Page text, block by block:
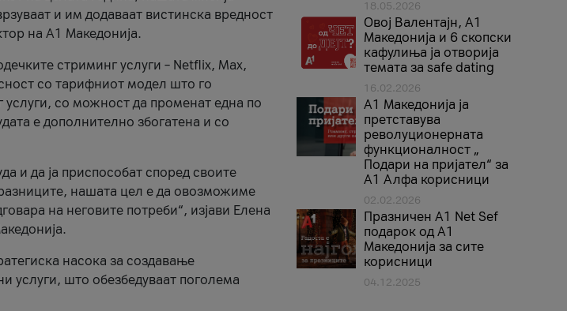
и им додаваат вистинска вредност
на А1 Македонија.
стриминг услуги – Netflix, Max,
со тарифниот модел што го
со можност да променат една по
е дополнително збогатена и со
и да ја приспособат според своите
нашата цел е да овозможиме
на неговите потреби“, изјави Елена
насока за создавање
услуги, што обезбедуваат поголема
18.05.2026
Овој Валентајн, A1
Македонија и 6 скопски
кафулиња ја отворија
темата за safe dating
16.02.2026
А1 Македонија ја
претставува
револуционерната
функционалност „
Подари на пријател“ за
А1 Алфа корисници
02.02.2026
Празничен A1 Net Sеf
подарок од А1
Македонија за сите
корисници
04.12.2025